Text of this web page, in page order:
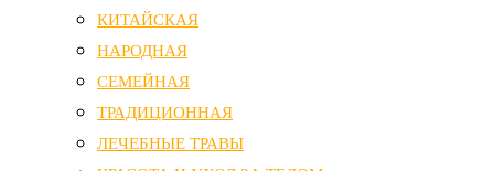
КИТАЙСКАЯ
НАРОДНАЯ
СЕМЕЙНАЯ
ТРАДИЦИОННАЯ
ЛЕЧЕБНЫЕ ТРАВЫ